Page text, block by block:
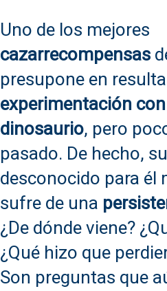
Uno de los mejores
cazarrecompensas
presupone en
experimentación
dinosaurio, pero
pasado. De hecho,
desconocido para él
sufre de una
¿De dónde viene?
¿Qué hizo que
Son preguntas que